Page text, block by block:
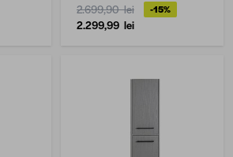
2.699,90 lei -15%
2.299,99 lei